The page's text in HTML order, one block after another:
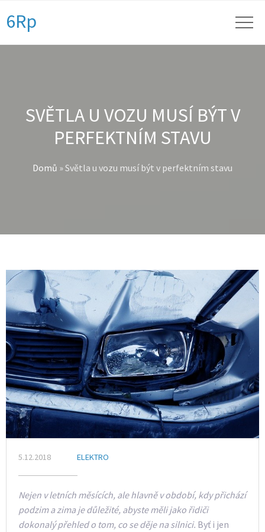
6Rp
SVĚTLA U VOZU MUSÍ BÝT V
PERFEKTNÍM STAVU
Domů »Světla u vozu musí být v perfektním stavu
5.12.2018 ELEKTRO
Nejen v letních měsících, ale hlavně v období, kdy přichází
podzim a zima je důležité, abyste měli jako řidiči
dokonalý přehled o tom, co se děje na silnici. Byť i jen